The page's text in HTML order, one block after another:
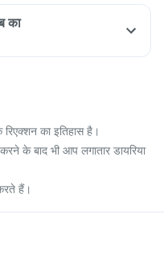
का
रिएक्शन का इतिहास है।
के बाद भी आप लगातार डायरिया
हैं।